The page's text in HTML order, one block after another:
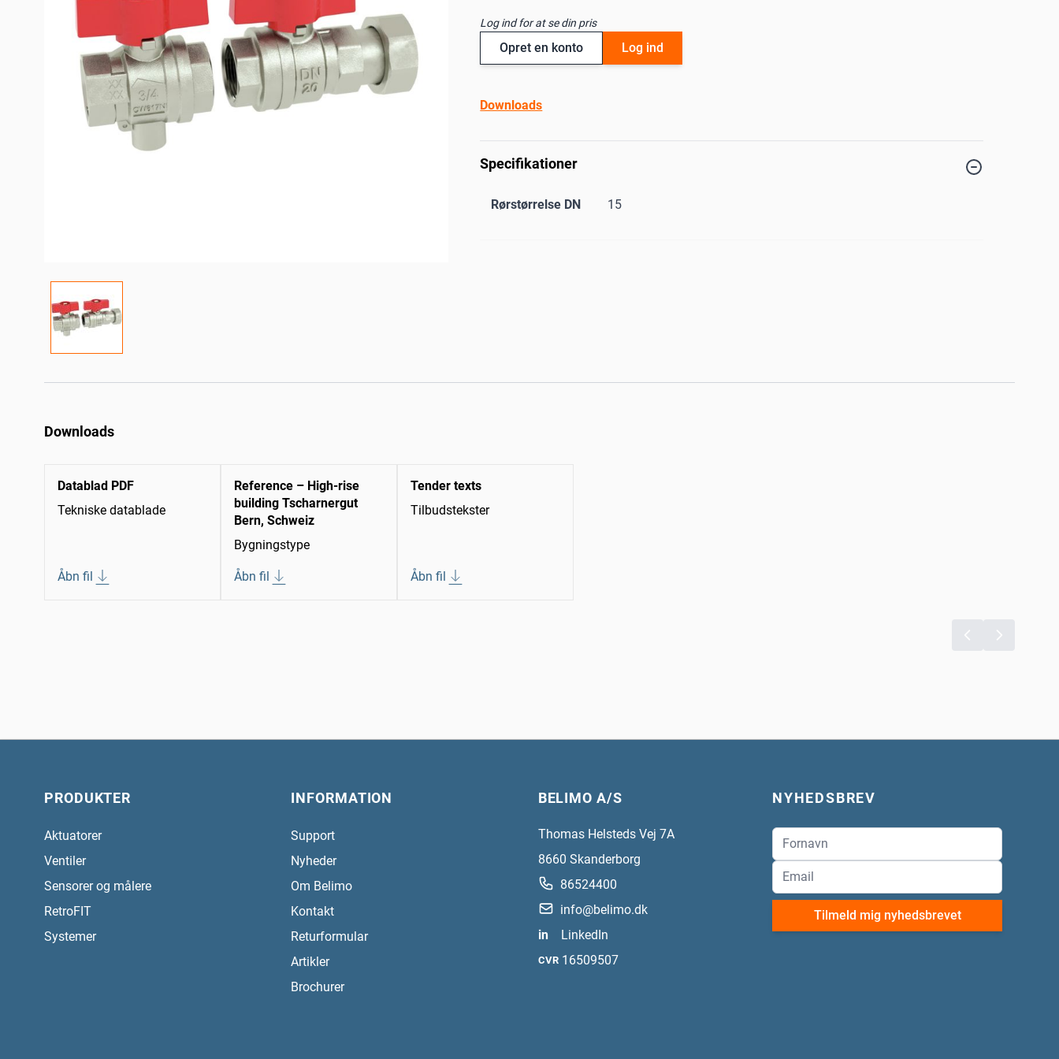
Log ind for at se din pris
Opret en konto Log ind
Downloads
Specifikationer
Rørstørrelse DN 15
Downloads
Datablad PDF
Tekniske datablade
Åbn fil
Reference – High-rise
building Tscharnergut
Bern, Schweiz
Bygningstype
Åbn fil
Tender texts
Tilbudstekster
Åbn fil
PRODUKTER
Aktuatorer
Ventiler
Sensorer og målere
RetroFIT
Systemer
INFORMATION
Support
Nyheder
Om Belimo
Kontakt
Returformular
Artikler
Brochurer
BELIMO A/S
Thomas Helsteds Vej 7A
8660 Skanderborg
86524400
info@belimo.dk
in
LinkedIn
CVR 16509507
NYHEDSBREV
Tilmeld mig nyhedsbrevet